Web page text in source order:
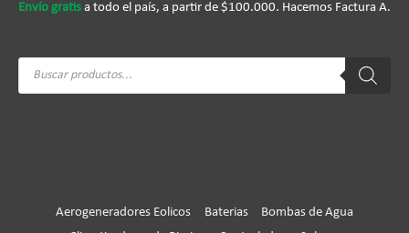
Envío gratis a todo el país, a partir de $100.000. Hacemos Factura A.
Búsqueda
Aerogeneradores Eolicos Baterias
Bombas de Agua